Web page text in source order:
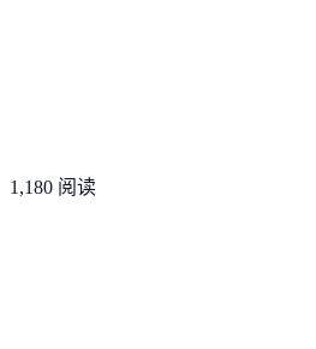
1,180 阅读